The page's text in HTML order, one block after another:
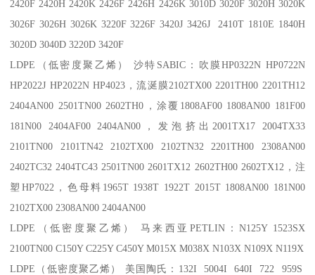
2420F 2420H 2420K 2426F 2426H 2426K 3010D 3020F 3020H 3020K
3026F 3026H 3026K 3220F 3226F 3420J 3426J 2410T 1810E 1840H
3020D 3040D 3220D 3420F
LDPE （低密度聚乙烯） 沙特 SABIC：吹膜HP0322N HP0722N
HP2022J HP2022N HP4023，流涎膜2102TX00 2201TH00 2201TH12
2404AN00 2501TN00 2602TH0 ，涂覆 1808AF00 1808AN00 181F00
181N00 2404AF00 2404AN00 ，发泡挤出 2001TX17 2004TX33
2101TN00 2101TN42 2102TX00 2102TN32 2201TH00 2308AN00
2402TC32 2404TC43 2501TN00 2601TX12 2602TH00 2602TX12 ，注
塑 HP7022 ，色母料 1965T 1938T 1922T 2015T 1808AN00 181N00
2102TX00 2308AN00 2404AN00
LDPE （低密度聚乙烯） 马来西亚 PETLIN：N125Y 1523SX
2100TN00 C150Y C225Y C450Y M015X M038X N103X N109X N119X
LDPE （低密度聚乙烯） 美国陶氏： 132I 5004I 640I 722 959S